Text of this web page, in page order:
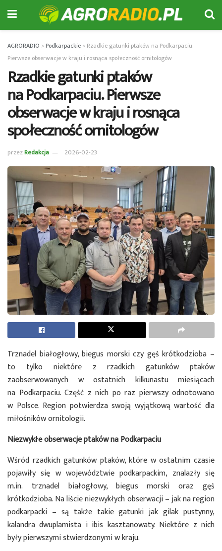
AGRORADIO >Podkarpackie > Rzadkie gatunki ptaków na Podkarpaciu.
Pierwsze obserwacje w kraju i rosnąca społeczność ornitologów
Rzadkie gatunki ptaków
na Podkarpaciu. Pierwsze
obserwacje w kraju i rosnąca
społeczność ornitologów
przezRedakcja 2026-02-23
Trznadel białogłowy, biegus morski czy gęś krótkodzioba –
to tylko niektóre z rzadkich gatunków ptaków
zaobserwowanych w ostatnich kilkunastu miesiącach
na Podkarpaciu. Część z nich po raz pierwszy odnotowano
w Polsce. Region potwierdza swoją wyjątkową wartość dla
miłośników ornitologii.
Niezwykłe obserwacje ptaków na Podkarpaciu
Wśród rzadkich gatunków ptaków, które w ostatnim czasie
pojawiły się w województwie podkarpackim, znalazły się
m.in. trznadel białogłowy, biegus morski oraz gęś
krótkodzioba. Na liście niezwykłych obserwacji – jak na region
podkarpacki – są także takie gatunki jak gilak pustynny,
kalandra dwuplamista i ibis kasztanowaty. Niektóre z nich
były pierwszymi stwierdzonymi w kraju.